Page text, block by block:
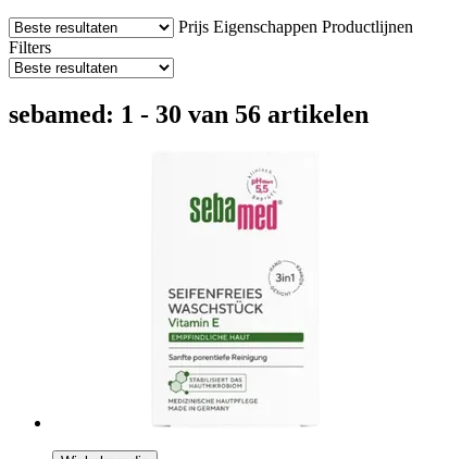
Prijs Eigenschappen Productlijnen
Filters
sebamed: 1 - 30 van 56 artikelen